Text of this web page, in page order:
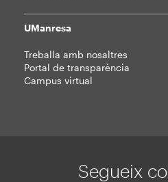
UManresa
Treballa amb nosaltres
Portal de transparència
Campus virtual
Segueix